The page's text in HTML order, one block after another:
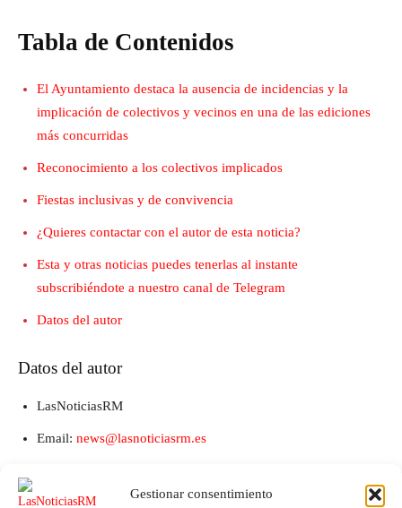
Gestionar consentimiento
Tabla de Contenidos
El Ayuntamiento destaca la ausencia de incidencias y la
implicación de colectivos y vecinos en una de las ediciones
más concurridas
Reconocimiento a los colectivos implicados
Fiestas inclusivas y de convivencia
¿Quieres contactar con el autor de esta noticia?
Esta y otras noticias puedes tenerlas al instante
subscribiéndote a nuestro canal de Telegram
Datos del autor
Datos del autor
LasNoticiasRM
Email: news@lasnoticiasrm.es